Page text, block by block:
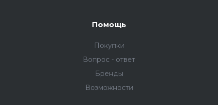
Помощь
Покупки
Вопрос - ответ
Бренды
Возможности